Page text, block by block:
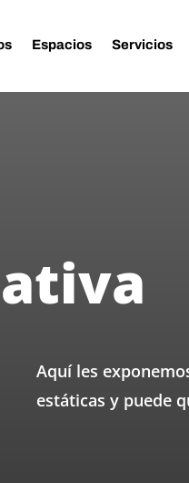
Espacios Servicios
Aquí les
estáticas y puede